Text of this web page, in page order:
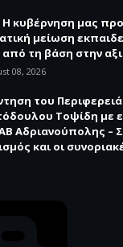
Η κυβέρνηση μας
μείωση
τη βάση στην
08, 2026
του
Τοψίδη με
Αδριανούπολης –
και οι